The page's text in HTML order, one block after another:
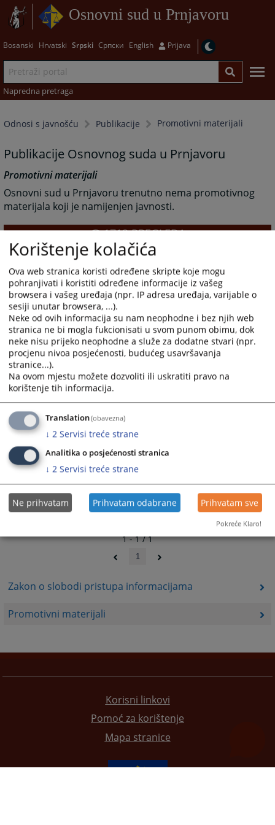
Osnovni sud u Prnjavoru
Bosanski Hrvatski Srpski Српски English Prijava
Napredna pretraga
Odnosi s javnošću Publikacije Promotivni materijali
Zakon o slobodi pristupa informacijama
Promotivni materijali
Publikacije Osnovnog suda u Prnjavoru
Promotivni materijali
Osnovni sud u Prnjavoru trenutno nema promotivnog
materijala koji je namijenjen javnosti.
1712PREGLEDA
1 - 1 / 1
1
Korisni linkovi
Pomoć za korištenje
Mapa stranice
Korištenje kolačića
Ova web stranica koristi određene skripte koje mogu
pohranjivati i koristiti određene informacije iz vašeg
browsera i vašeg uređaja (npr. IP adresa uređaja, varijable o
sesiji unutar browsera, ...).
Neke od ovih informacija su nam neophodne i bez njih web
stranica ne bi mogla fukcionisati u svom punom obimu, dok
neke nisu prijeko neophodne a služe za dodatne stvari (npr.
procjenu nivoa posjećenosti, budućeg usavršavanja
stranice...).
Na ovom mjestu možete dozvoliti ili uskratiti pravo na
korištenje tih informacija.
Translation(obavezna)
↓ 2 Servisi treće strane
Analitika o posjećenosti stranica
↓ 2 Servisi treće strane
Ne prihvatam Prihvatam odabrane Prihvatam sve
Pokreće Klaro!